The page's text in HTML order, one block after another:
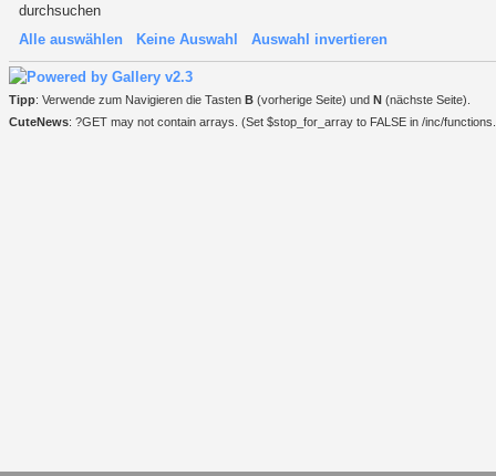
durchsuchen
Alle auswählen
Keine Auswahl Auswahl invertieren
Tipp: Verwende zum Navigieren die Tasten B (vorherige Seite) und N (nächste Seite).
CuteNews: ?GET may not contain arrays. (Set $stop_for_array to FALSE in /inc/